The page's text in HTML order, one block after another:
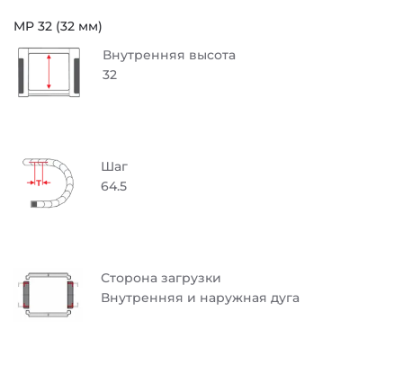
MP 32 (32 мм)
Внутренняя высота
32
Шаг
64.5
Сторона загрузки
Внутренняя и наружная дуга